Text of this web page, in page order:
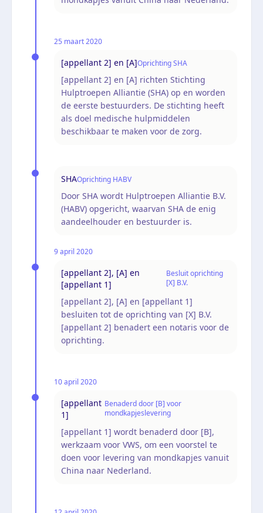
25 maart 2020
[appellant 2] en [A]Oprichting SHA
[appellant 2] en [A] richten Stichting
Hulptroepen Alliantie (SHA) op en worden
de eerste bestuurders. De stichting heeft
als doel medische hulpmiddelen
beschikbaar te maken voor de zorg.
SHAOprichting HABV
Door SHA wordt Hulptroepen Alliantie B.V.
(HABV) opgericht, waarvan SHA de enig
aandeelhouder en bestuurder is.
9 april 2020
[appellant 2], [A] en
[appellant 1]
Besluit oprichting
[X] B.V.
[appellant 2], [A] en [appellant 1]
besluiten tot de oprichting van [X] B.V.
[appellant 2] benadert een notaris voor de
oprichting.
10 april 2020
[appellant
1]
Benaderd door [B] voor
mondkapjeslevering
[appellant 1] wordt benaderd door [B],
werkzaam voor VWS, om een voorstel te
doen voor levering van mondkapjes vanuit
China naar Nederland.